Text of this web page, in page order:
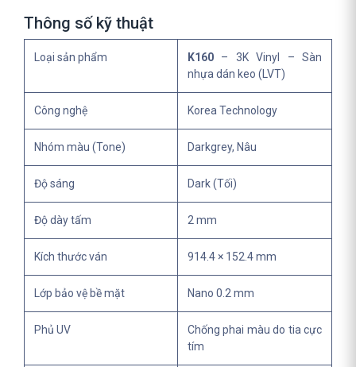
Thông số kỹ thuật
Loại sản phẩm K160 – 3K Vinyl – Sàn
nhựa dán keo (LVT)
Công nghệ Korea Technology
Nhóm màu (Tone) Darkgrey, Nâu
Độ sáng Dark (Tối)
Độ dày tấm 2 mm
Kích thước ván 914.4 × 152.4 mm
Lớp bảo vệ bề mặt Nano 0.2 mm
Phủ UV
Chống phai màu do tia cực
tím